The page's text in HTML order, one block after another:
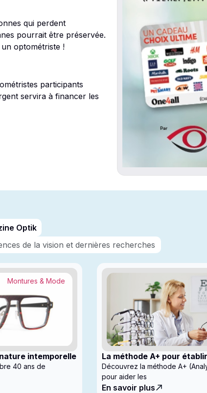
qui perdent
pourrait être préservée.
optométriste !
participants
servira à financer les
Optik
de la vision et dernières recherches
intemporelle
Montures & Mode
40 ans de
La méthode A+ pour
enfants en clinique
Découvrez la méthode A+
pour aider les
En savoir plus